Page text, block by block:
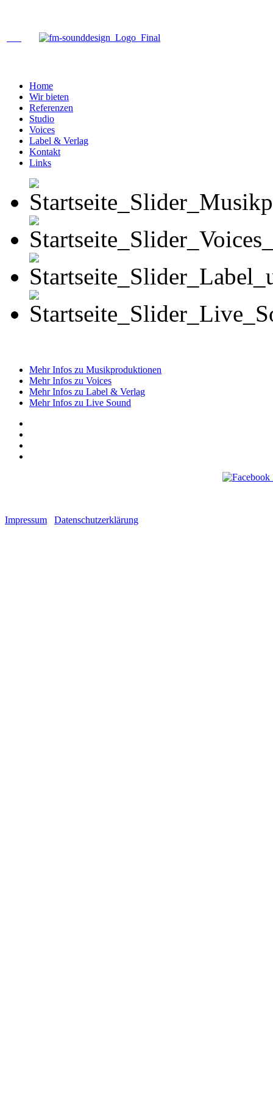
Home
Wir bieten
Referenzen
Studio
Voices
Label & Verlag
Kontakt
Links
Mehr Infos zu Musikproduktionen
Mehr Infos zu Voices
Mehr Infos zu Label & Verlag
Mehr Infos zu Live Sound
Impressum Datenschutzerklärung